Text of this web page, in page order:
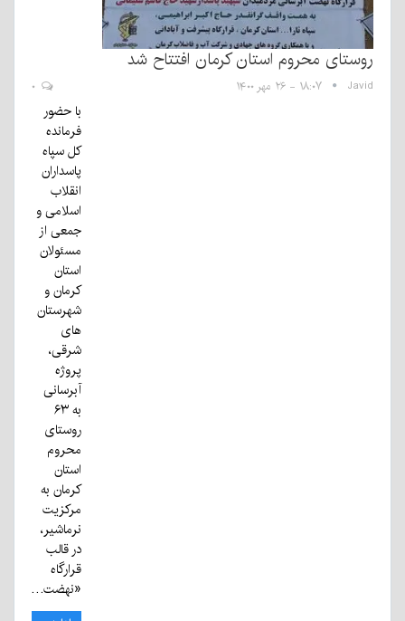
روستای محروم استان کرمان افتتاح شد
Javid ۱۸:۰۷ - ۲۶ مهر ۱۴۰۰
با حضور
فرمانده
کل سپاه
پاسداران
انقلاب
اسلامی و
جمعی از
مسئولان
استان
کرمان و
شهرستان
های
شرقی،
پروژه
آبرسانی
به ۶۳
روستای
محروم
استان
کرمان به
مرکزیت
نرماشیر،
در قالب
قرارگاه
«نهضت…